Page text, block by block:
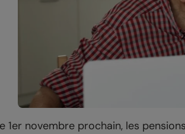
1er novembre prochain, les